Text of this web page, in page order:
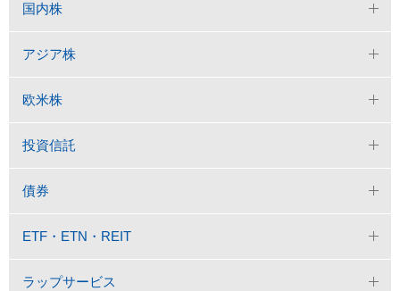
国内株
アジア株
欧米株
投資信託
債券
ETF・ETN・REIT
ラップサービス